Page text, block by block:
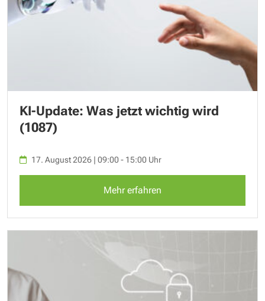
KI-Update: Was jetzt wichtig wird
(1087)
17. August 2026 | 09:00 - 15:00 Uhr
Mehr erfahren